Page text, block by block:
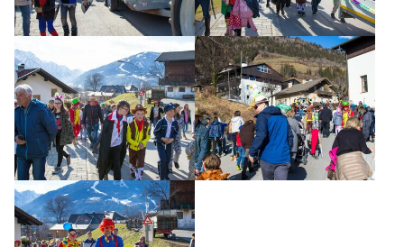
MITGLIEDER
FOTOS
KONTAKT